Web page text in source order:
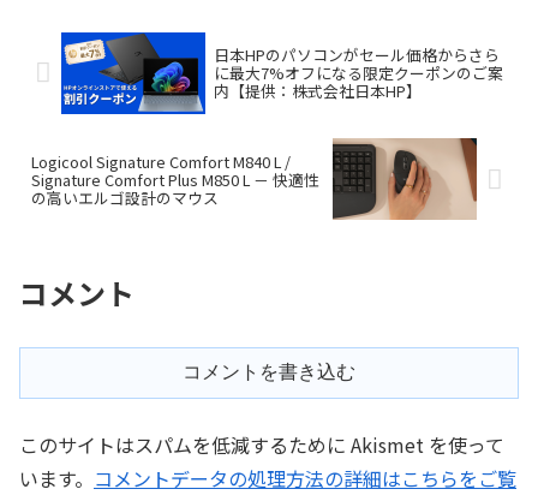
日本HPのパソコンがセール価格からさら
に最大7%オフになる限定クーポンのご案
内【提供：株式会社日本HP】
Logicool Signature Comfort M840 L /
Signature Comfort Plus M850 L － 快適性
の高いエルゴ設計のマウス
コメント
コメントを書き込む
このサイトはスパムを低減するために Akismet を使って
います。 コメントデータの処理方法の詳細はこちらをご覧